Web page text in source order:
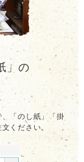
」の
「のし紙」「掛
ください。